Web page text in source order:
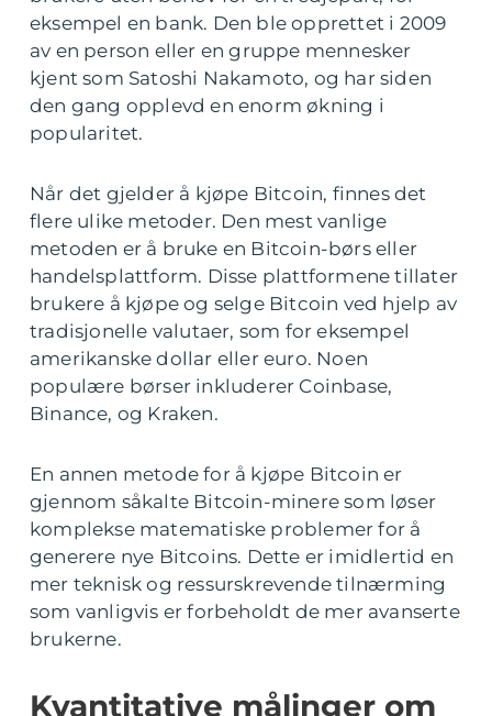
eksempel en bank. Den ble opprettet i 2009
av en person eller en gruppe mennesker
kjent som Satoshi Nakamoto, og har siden
den gang opplevd en enorm økning i
popularitet.
Når det gjelder å kjøpe Bitcoin, finnes det
flere ulike metoder. Den mest vanlige
metoden er å bruke en Bitcoin-børs eller
handelsplattform. Disse plattformene tillater
brukere å kjøpe og selge Bitcoin ved hjelp av
tradisjonelle valutaer, som for eksempel
amerikanske dollar eller euro. Noen
populære børser inkluderer Coinbase,
Binance, og Kraken.
En annen metode for å kjøpe Bitcoin er
gjennom såkalte Bitcoin-minere som løser
komplekse matematiske problemer for å
generere nye Bitcoins. Dette er imidlertid en
mer teknisk og ressurskrevende tilnærming
som vanligvis er forbeholdt de mer avanserte
brukerne.
Kvantitative målinger om